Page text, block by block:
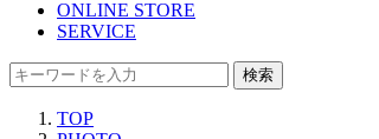
ONLINE STORE
SERVICE
検索
TOP